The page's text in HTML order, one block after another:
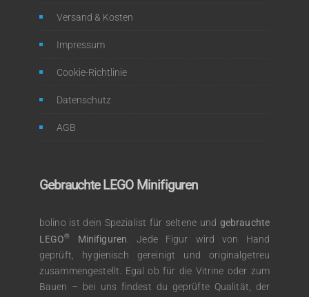
Versand & Kosten
Impressum
Cookie-Richtlinie
Datenschutz
AGB
Gebrauchte LEGO Minifiguren
bolino ist dein Spezialist für seltene und gebrauchte
LEGO® Minifiguren. Jede Figur wird von Hand
geprüft, hygienisch gereinigt und originalgetreu
zusammengestellt. Egal ob für die Vitrine oder zum
Bauen – bei uns findest du geprüfte Qualität, der